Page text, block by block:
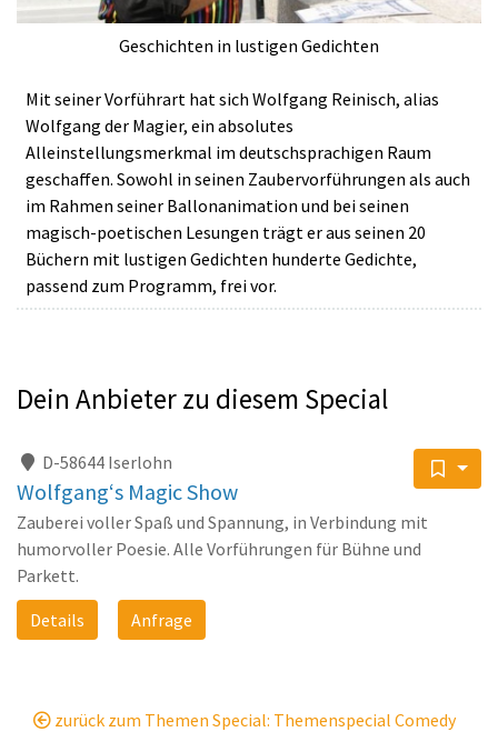
Geschichten in lustigen Gedichten
Mit seiner Vorführart hat sich Wolfgang Reinisch, alias
Wolfgang der Magier, ein absolutes
Alleinstellungsmerkmal im deutschsprachigen Raum
geschaffen. Sowohl in seinen Zaubervorführungen als auch
im Rahmen seiner Ballonanimation und bei seinen
magisch-poetischen Lesungen trägt er aus seinen 20
Büchern mit lustigen Gedichten hunderte Gedichte,
passend zum Programm, frei vor.
Dein Anbieter zu diesem Special
D-58644 Iserlohn
Wolfgang‘s Magic Show
Zauberei voller Spaß und Spannung, in Verbindung mit
humorvoller Poesie. Alle Vorführungen für Bühne und
Parkett.
Details
Anfrage
zurück zum Themen Special: Themenspecial Comedy